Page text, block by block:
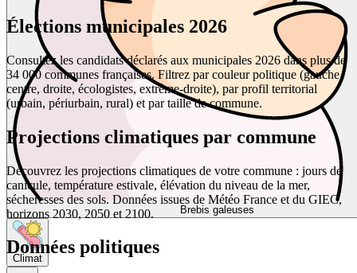
Brebis galeuses
Climat
Élections municipales 2026
Consultez les candidats déclarés aux municipales 2026 dans plus de
34 000 communes françaises. Filtrez par couleur politique (gauche,
centre, droite, écologistes, extrême-droite), par profil territorial
(urbain, périurbain, rural) et par taille de commune.
Projections climatiques par commune
Découvrez les projections climatiques de votre commune : jours de
canicule, température estivale, élévation du niveau de la mer,
sécheresses des sols. Données issues de Météo France et du GIEC,
horizons 2030, 2050 et 2100.
Données politiques